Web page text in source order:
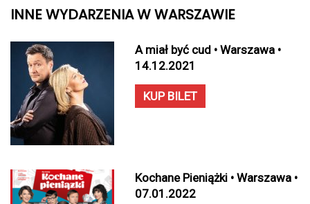
INNE WYDARZENIA W WARSZAWIE
A miał być cud • Warszawa •
14.12.2021
KUP BILET
Kochane Pieniążki • Warszawa •
07.01.2022